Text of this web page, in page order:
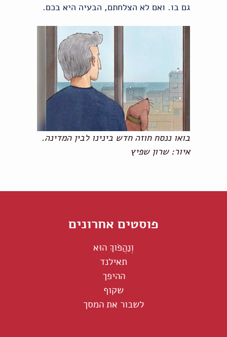
גם בו. ואם לא הצלחתם, הבעיה היא בכם.
בואו ננסח חוזה חדש בינינו לבין המדינה.
איור: שרון שפיץ
פוסטים אחרונים
וְנַהֲפֹוךְ הוּא
תאילנד
ההיפך
שקוף
לשבור את המסך